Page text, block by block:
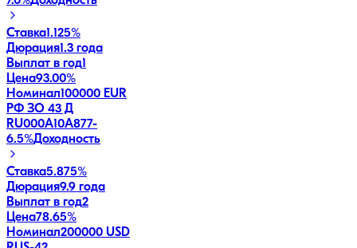
Ставка1.125%
Дюрация1.3 года
Выплат в год1
Цена93.00%
Номинал100000 EUR
РФ ЗО 43 Д
RU000A10A877-
6.5%Доходность
Ставка5.875%
Дюрация9.9 года
Выплат в год2
Цена78.65%
Номинал200000 USD